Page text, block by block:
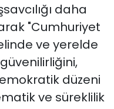
daha
"Cumhuriyet
ve yerelde
düzeni
ve süreklilik